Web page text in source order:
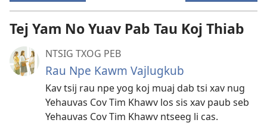
Tej Yam No Yuav Pab Tau Koj Thiab
NTSIG TXOG PEB
Rau Npe Kawm Vajlugkub
Kav tsij rau npe yog koj muaj dab tsi xav nug
Yehauvas Cov Tim Khawv los sis xav paub seb
Yehauvas Cov Tim Khawv ntseeg li cas.